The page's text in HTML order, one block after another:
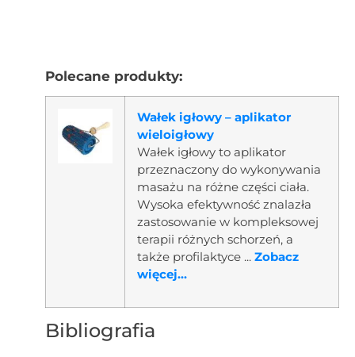
Polecane produkty:
Wałek igłowy – aplikator
wieloigłowy
Wałek igłowy to aplikator
przeznaczony do wykonywania
masażu na różne części ciała.
Wysoka efektywność znalazła
zastosowanie w kompleksowej
terapii różnych schorzeń, a
także profilaktyce ... Zobacz
więcej...
Bibliografia